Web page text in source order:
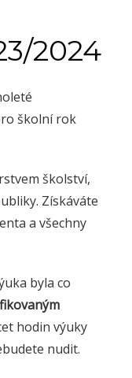
2024
školní rok
školství,
Získáváte
a všechny
byla co
hodin výuky
nudit.